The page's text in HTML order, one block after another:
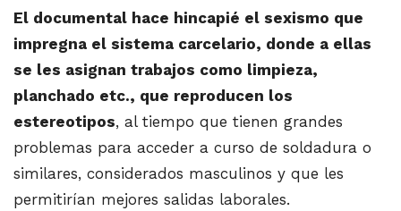
El documental hace hincapié el sexismo que
impregna el sistema carcelario, donde a ellas
se les asignan trabajos como limpieza,
planchado etc., que reproducen los
estereotipos, al tiempo que tienen grandes
problemas para acceder a curso de soldadura o
similares, considerados masculinos y que les
permitirían mejores salidas laborales.